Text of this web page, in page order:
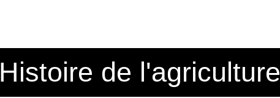
Histoire de l'agriculture